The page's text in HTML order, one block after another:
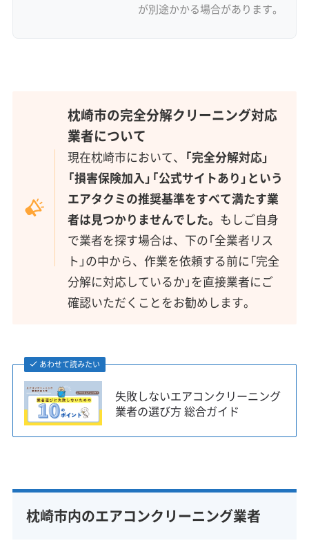
が別途かかる場合があります。
枕崎市の完全分解クリーニング対応
業者について
現在枕崎市において、 「完全分解対応」
「損害保険加入」「公式サイトあり」という
エアタクミの推奨基準をすべて満たす業
者は見つかりませんでした。 もしご自身
で業者を探す場合は、下の「全業者リス
ト」の中から、作業を依頼する前に「完全
分解に対応しているか」を直接業者にご
確認いただくことをお勧めします。
あわせて読みたい
失敗しないエアコンクリーニング
業者の選び方 総合ガイド
枕崎市内のエアコンクリーニング業者